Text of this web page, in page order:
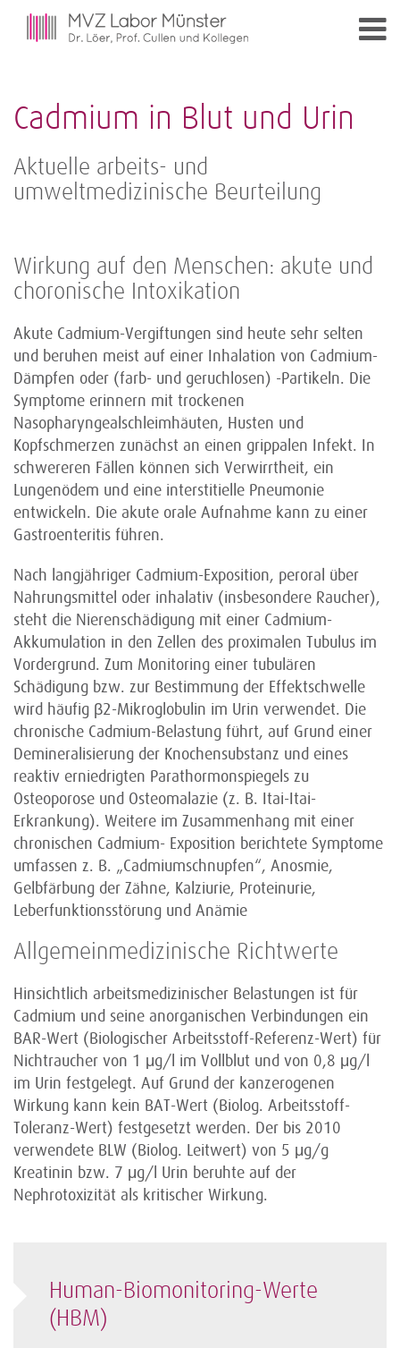
Cadmium in Blut und Urin
Aktuelle arbeits- und
umweltmedizinische Beurteilung
Wirkung auf den Menschen: akute und
choronische Intoxikation
Akute Cadmium-Vergiftungen sind heute sehr selten
und beruhen meist auf einer Inhalation von Cadmium-
Dämpfen oder (farb- und geruchlosen) -Partikeln. Die
Symptome erinnern mit trockenen
Nasopharyngealschleimhäuten, Husten und
Kopfschmerzen zunächst an einen grippalen Infekt. In
schwereren Fällen können sich Verwirrtheit, ein
Lungenödem und eine interstitielle Pneumonie
entwickeln. Die akute orale Aufnahme kann zu einer
Gastroenteritis führen.
Nach langjähriger Cadmium-Exposition, peroral über
Nahrungsmittel oder inhalativ (insbesondere Raucher),
steht die Nierenschädigung mit einer Cadmium-
Akkumulation in den Zellen des proximalen Tubulus im
Vordergrund. Zum Monitoring einer tubulären
Schädigung bzw. zur Bestimmung der Effektschwelle
wird häufig β2-Mikroglobulin im Urin verwendet. Die
chronische Cadmium-Belastung führt, auf Grund einer
Demineralisierung der Knochensubstanz und eines
reaktiv erniedrigten Parathormonspiegels zu
Osteoporose und Osteomalazie (z. B. Itai-Itai-
Erkrankung). Weitere im Zusammenhang mit einer
chronischen Cadmium- Exposition berichtete Symptome
umfassen z. B. „Cadmiumschnupfen“, Anosmie,
Gelbfärbung der Zähne, Kalziurie, Proteinurie,
Leberfunktionsstörung und Anämie
Allgemeinmedizinische Richtwerte
Hinsichtlich arbeitsmedizinischer Belastungen ist für
Cadmium und seine anorganischen Verbindungen ein
BAR-Wert (Biologischer Arbeitsstoff-Referenz-Wert) für
Nichtraucher von 1 μg/l im Vollblut und von 0,8 μg/l
im Urin festgelegt. Auf Grund der kanzerogenen
Wirkung kann kein BAT-Wert (Biolog. Arbeitsstoff-
Toleranz-Wert) festgesetzt werden. Der bis 2010
verwendete BLW (Biolog. Leitwert) von 5 μg/g
Kreatinin bzw. 7 μg/l Urin beruhte auf der
Nephrotoxizität als kritischer Wirkung.
Human-Biomonitoring-Werte
(HBM)